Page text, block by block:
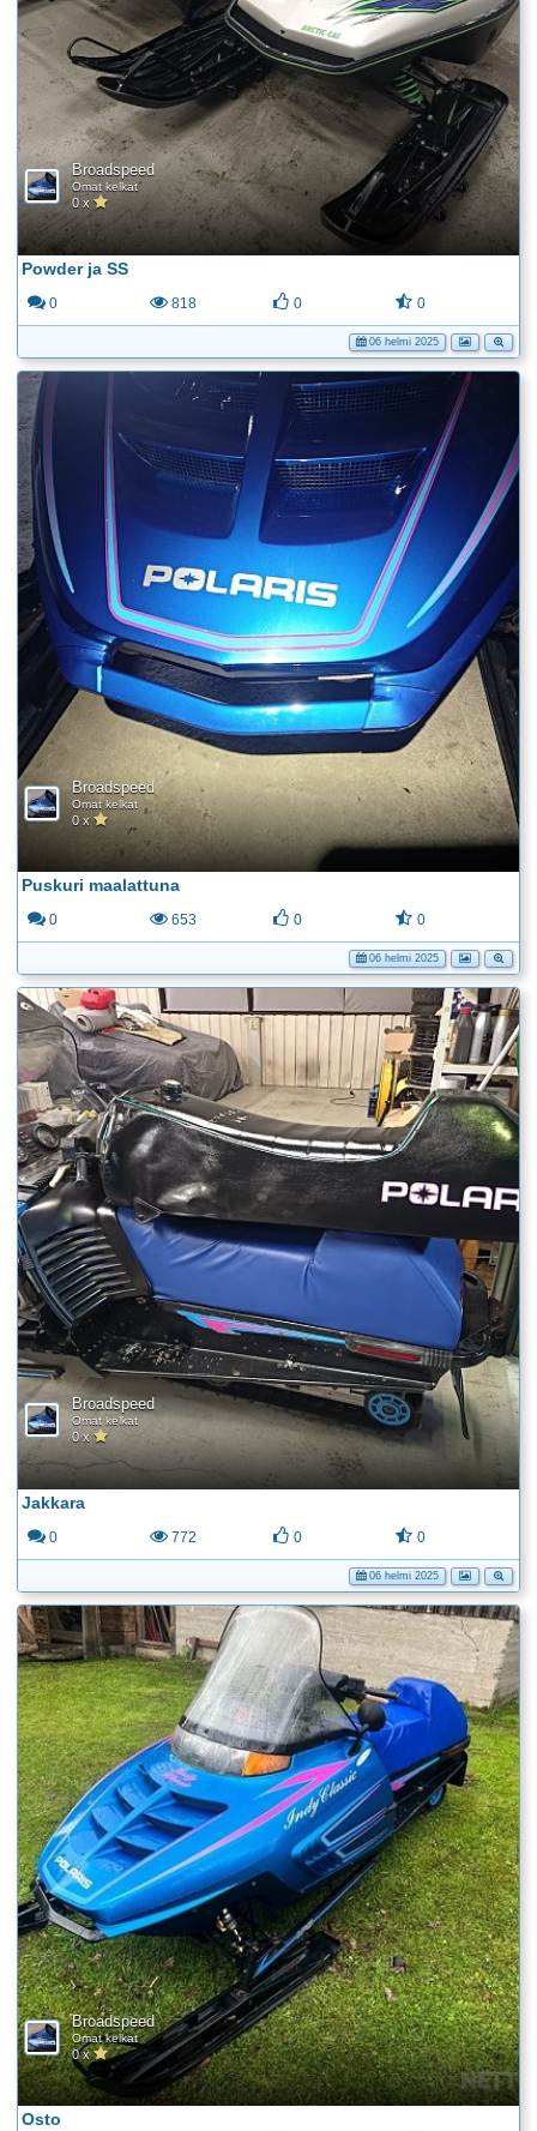
Broadspeed
Omat kelkat
0 x
Powder ja SS
0 818 0 0
06 helmi 2025
Broadspeed
Omat kelkat
0 x
Puskuri maalattuna
0 653 0 0
06 helmi 2025
Broadspeed
Omat kelkat
0 x
Jakkara
0 772 0 0
06 helmi 2025
Broadspeed
Omat kelkat
0 x
Osto